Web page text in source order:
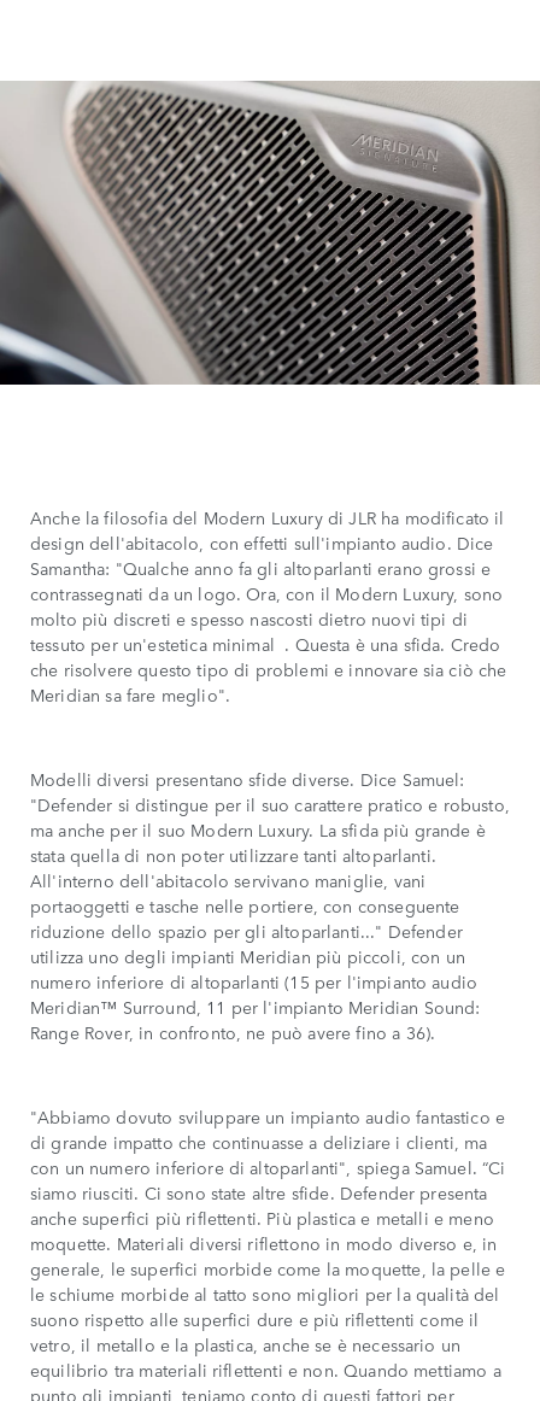
Anche la filosofia del Modern Luxury di JLR ha modificato il
design dell'abitacolo, con effetti sull'impianto audio. Dice
Samantha: "Qualche anno fa gli altoparlanti erano grossi e
contrassegnati da un logo. Ora, con il Modern Luxury, sono
molto più discreti e spesso nascosti dietro nuovi tipi di
tessuto per un'estetica minimal . Questa è una sfida. Credo
che risolvere questo tipo di problemi e innovare sia ciò che
Meridian sa fare meglio".
Modelli diversi presentano sfide diverse. Dice Samuel:
"Defender si distingue per il suo carattere pratico e robusto,
ma anche per il suo Modern Luxury. La sfida più grande è
stata quella di non poter utilizzare tanti altoparlanti.
All'interno dell'abitacolo servivano maniglie, vani
portaoggetti e tasche nelle portiere, con conseguente
riduzione dello spazio per gli altoparlanti..." Defender
utilizza uno degli impianti Meridian più piccoli, con un
numero inferiore di altoparlanti (15 per l'impianto audio
Meridian™ Surround, 11 per l'impianto Meridian Sound:
Range Rover, in confronto, ne può avere fino a 36).
"Abbiamo dovuto sviluppare un impianto audio fantastico e
di grande impatto che continuasse a deliziare i clienti, ma
con un numero inferiore di altoparlanti", spiega Samuel. “Ci
siamo riusciti. Ci sono state altre sfide. Defender presenta
anche superfici più riflettenti. Più plastica e metalli e meno
moquette. Materiali diversi riflettono in modo diverso e, in
generale, le superfici morbide come la moquette, la pelle e
le schiume morbide al tatto sono migliori per la qualità del
suono rispetto alle superfici dure e più riflettenti come il
vetro, il metallo e la plastica, anche se è necessario un
equilibrio tra materiali riflettenti e non. Quando mettiamo a
punto gli impianti, teniamo conto di questi fattori per